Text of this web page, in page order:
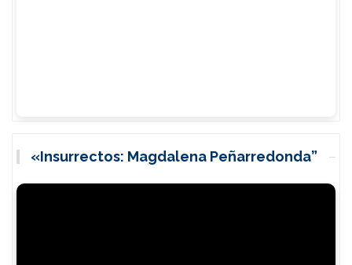
«Insurrectos: Magdalena Peñarredonda”